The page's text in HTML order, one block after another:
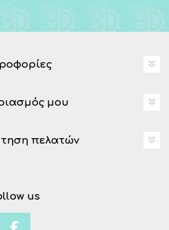
μου
πελατών
us